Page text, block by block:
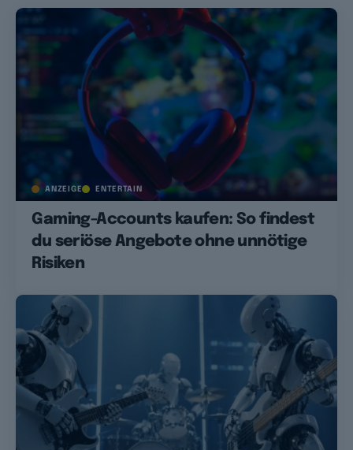
ANZEIGE ENTERTAIN
Gaming-Accounts kaufen: So findest
du seriöse Angebote ohne unnötige
Risiken